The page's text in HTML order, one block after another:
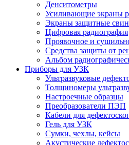
Денситометры
Усиливающие экраны
Экраны защитные
Цифровая радиография
Проявочное и
Средства защиты от
Альбом
Приборы для УЗК
Ультразвуковые
Толщиномеры
Настроечные образцы
Преобразователи ПЭП
Кабели для
Гель для УЗК
Сумки, чехлы, кейсы
Акустические